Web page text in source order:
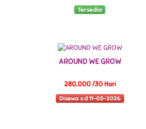
Tersedia
AROUND WE GROW
280,000 /30 Hari
Disewa s.d 11-05-2026